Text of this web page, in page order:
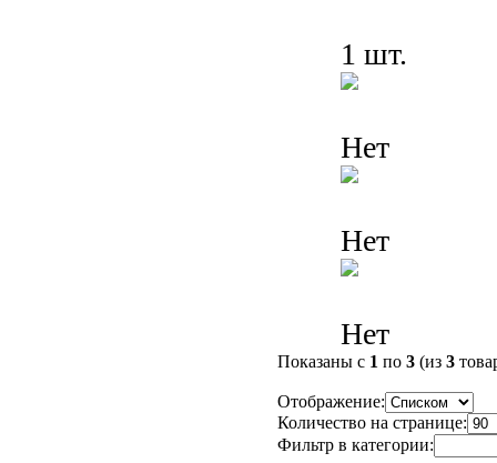
1 шт.
Нет
Нет
Нет
Показаны с 1 по 3 (из 3
Отображение:
Количество на странице:
Фильтр в категории: